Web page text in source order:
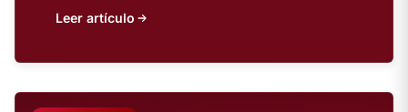
Leer artículo